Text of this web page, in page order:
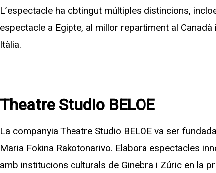
L’espectacle ha obtingut múltiples distincions,
espectacle a Egipte, al millor repartiment al
Itàlia.
Theatre Studio BELOE
La companyia Theatre Studio BELOE va ser
Maria Fokina Rakotonarivo. Elabora espectacles
amb institucions culturals de Ginebra i Zúric en la